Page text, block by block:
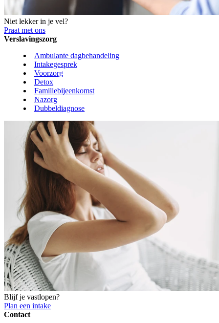
Niet lekker in je vel?
Praat met ons
Verslavingszorg
Ambulante dagbehandeling
Intakegesprek
Voorzorg
Detox
Familiebijeenkomst
Nazorg
Dubbeldiagnose
Blijf je vastlopen?
Plan een intake
Contact